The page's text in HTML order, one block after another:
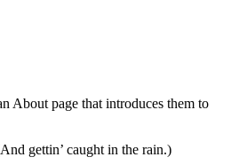
About page that introduces them to
gettin’ caught in the rain.)